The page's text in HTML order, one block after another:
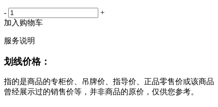
-
+
加入购物车
服务说明
划线价格：
指的是商品的专柜价、吊牌价、指导价、正品零售价或该商品
曾经展示过的销售价等，并非商品的原价，仅供您参考。